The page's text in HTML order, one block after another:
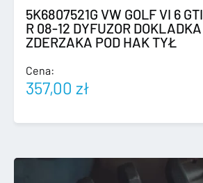
5K6807521G VW GOLF VI 6 GTI
R 08-12 DYFUZOR DOKLADKA
ZDERZAKA POD HAK TYŁ
Cena:
357,00 zł